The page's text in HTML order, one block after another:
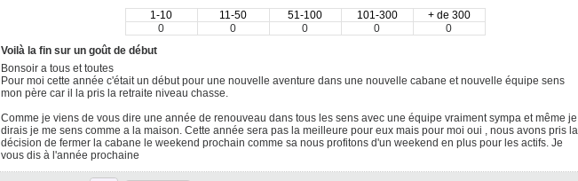
1-10 11-50 51-100 101-300
+ de 300
0
0 0 0
0
Voilà la fin sur un goût de début
Bonsoir a tous et toutes
Pour moi cette année c'était un début pour une nouvelle aventure dans une nouvelle cabane et nouvelle équipe sens
mon père car il la pris la retraite niveau chasse.
Comme je viens de vous dire une année de renouveau dans tous les sens avec une équipe vraiment sympa et même je
dirais je me sens comme a la maison. Cette année sera pas la meilleure pour eux mais pour moi oui , nous avons pris la
décision de fermer la cabane le weekend prochain comme sa nous profitons d'un weekend en plus pour les actifs. Je
vous dis à l'année prochaine